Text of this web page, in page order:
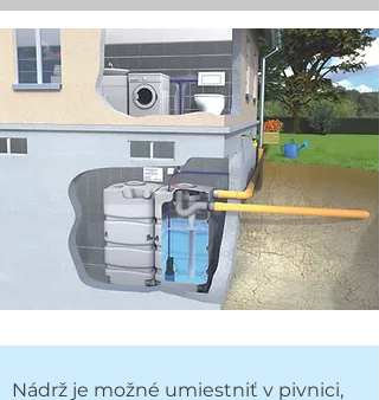
Nádrž je možné umiestniť v pivnici,